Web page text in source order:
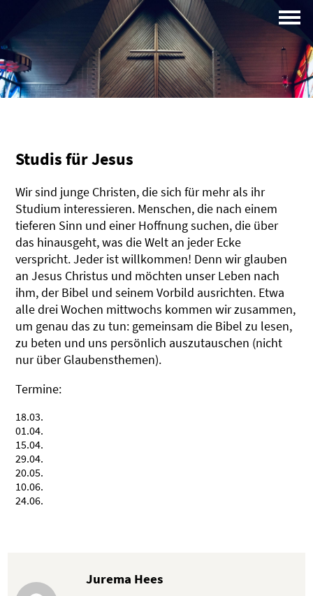
Campus
Profil
Studis für Jesus
Wir sind junge Christen, die sich für mehr als ihr
Studium interessieren. Menschen, die nach einem
tieferen Sinn und einer Hoffnung suchen, die über
das hinausgeht, was die Welt an jeder Ecke
verspricht. Jeder ist willkommen! Denn wir glauben
an Jesus Christus und möchten unser Leben nach
ihm, der Bibel und seinem Vorbild ausrichten. Etwa
alle drei Wochen mittwochs kommen wir zusammen,
um genau das zu tun: gemeinsam die Bibel zu lesen,
zu beten und uns persönlich auszutauschen (nicht
nur über Glaubensthemen).
Termine:
18.03.
01.04.
15.04.
29.04.
20.05.
10.06.
24.06.
Jurema Hees